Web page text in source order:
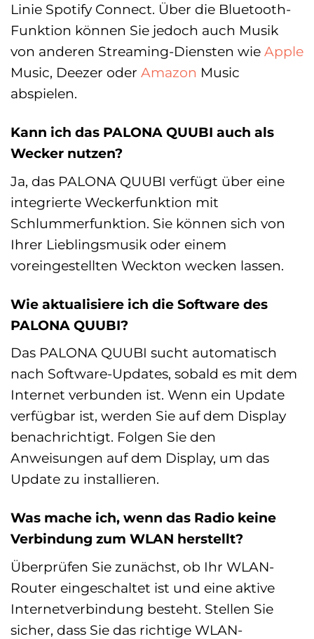
Linie Spotify Connect. Über die Bluetooth-
Funktion können Sie jedoch auch Musik
von anderen Streaming-Diensten wie Apple
Music, Deezer oder Amazon Music
abspielen.
Kann ich das PALONA QUUBI auch als
Wecker nutzen?
Ja, das PALONA QUUBI verfügt über eine
integrierte Weckerfunktion mit
Schlummerfunktion. Sie können sich von
Ihrer Lieblingsmusik oder einem
voreingestellten Weckton wecken lassen.
Wie aktualisiere ich die Software des
PALONA QUUBI?
Das PALONA QUUBI sucht automatisch
nach Software-Updates, sobald es mit dem
Internet verbunden ist. Wenn ein Update
verfügbar ist, werden Sie auf dem Display
benachrichtigt. Folgen Sie den
Anweisungen auf dem Display, um das
Update zu installieren.
Was mache ich, wenn das Radio keine
Verbindung zum WLAN herstellt?
Überprüfen Sie zunächst, ob Ihr WLAN-
Router eingeschaltet ist und eine aktive
Internetverbindung besteht. Stellen Sie
sicher, dass Sie das richtige WLAN-